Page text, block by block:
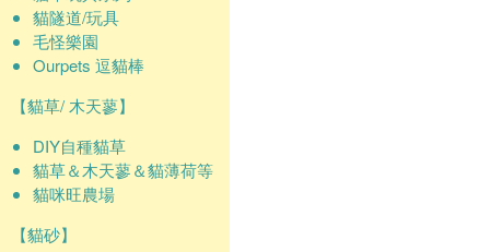
貓隧道/玩具
毛怪樂園
Ourpets 逗貓棒
【貓草/ 木天蓼】
DIY自種貓草
貓草＆木天蓼＆貓薄荷等
貓咪旺農場
【貓砂】